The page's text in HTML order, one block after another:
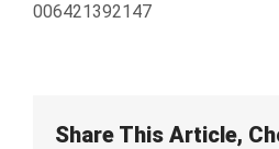
006421392147
Share This Article,